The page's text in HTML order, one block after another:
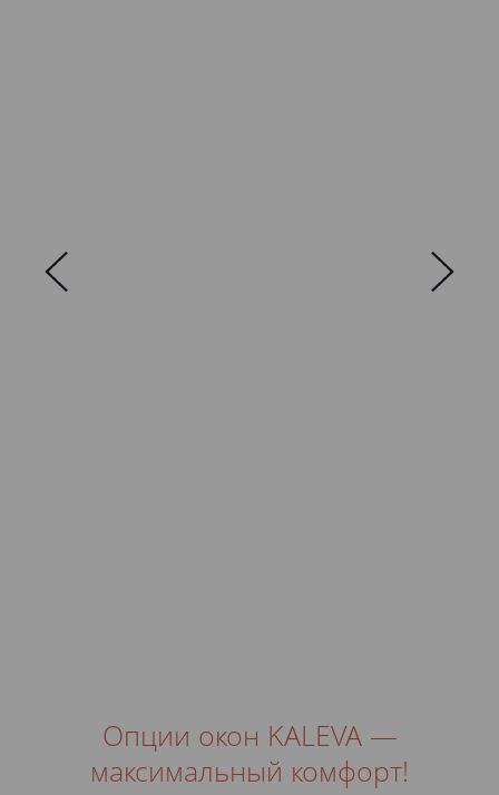
Опции окон KALEVA —
максимальный комфорт!